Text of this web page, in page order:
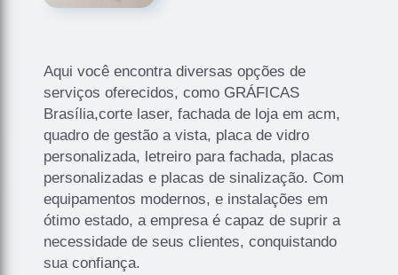
Aqui você encontra diversas opções de
serviços oferecidos, como GRÁFICAS
Brasília,corte laser, fachada de loja em acm,
quadro de gestão a vista, placa de vidro
personalizada, letreiro para fachada, placas
personalizadas e placas de sinalização. Com
equipamentos modernos, e instalações em
ótimo estado, a empresa é capaz de suprir a
necessidade de seus clientes, conquistando
sua confiança.